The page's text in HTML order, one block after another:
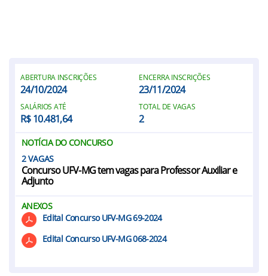
ABERTURA INSCRIÇÕES
24/10/2024
ENCERRA INSCRIÇÕES
23/11/2024
SALÁRIOS ATÉ
R$ 10.481,64
TOTAL DE VAGAS
2
NOTÍCIA DO CONCURSO
2
Concurso UFV-MG tem vagas para Professor Auxiliar e
Adjunto
ANEXOS
Edital Concurso UFV-MG 69-2024
Edital Concurso UFV-MG 068-2024